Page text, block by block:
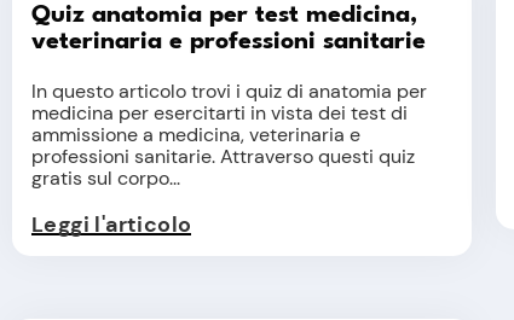
Quiz anatomia per test medicina,
veterinaria e professioni sanitarie
In questo articolo trovi i quiz di anatomia per
medicina per esercitarti in vista dei test di
ammissione a medicina, veterinaria e
professioni sanitarie. Attraverso questi quiz
gratis sul corpo...
Leggi l'articolo